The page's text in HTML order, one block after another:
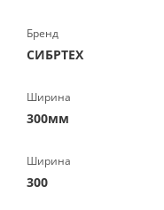
Бренд
СИБРТЕХ
Ширина
300мм
Ширина
300